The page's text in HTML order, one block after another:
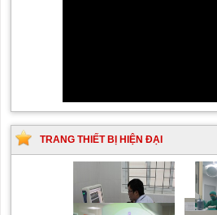
TRANG THIẾT BỊ HIỆN ĐẠI